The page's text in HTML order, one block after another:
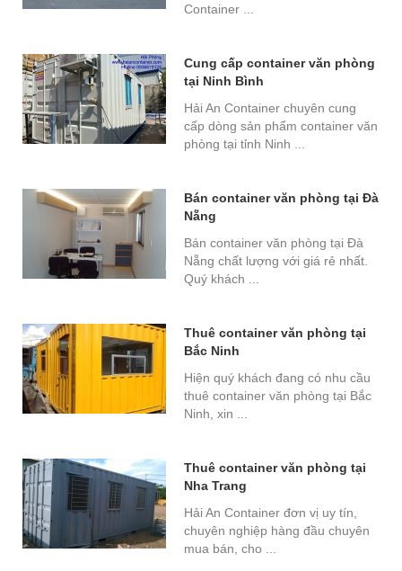
Container ...
Cung cấp container văn phòng
tại Ninh Bình
Hải An Container chuyên cung
cấp dòng sản phẩm container văn
phòng tại tỉnh Ninh ...
Bán container văn phòng tại Đà
Nẵng
Bán container văn phòng tại Đà
Nẵng chất lượng với giá rẻ nhất.
Quý khách ...
Thuê container văn phòng tại
Bắc Ninh
Hiện quý khách đang có nhu cầu
thuê container văn phòng tại Bắc
Ninh, xin ...
Thuê container văn phòng tại
Nha Trang
Hải An Container đơn vị uy tín,
chuyên nghiệp hàng đầu chuyên
mua bán, cho ...